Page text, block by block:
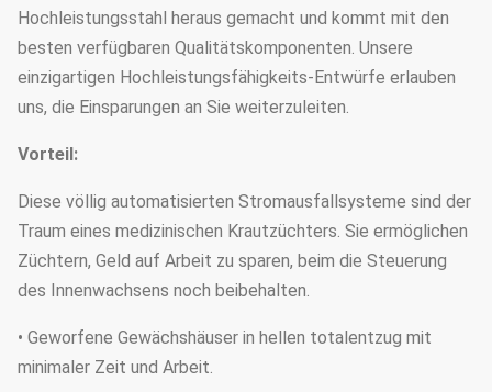
Hochleistungsstahl heraus gemacht und kommt mit den
besten verfügbaren Qualitätskomponenten. Unsere
einzigartigen Hochleistungsfähigkeits-Entwürfe erlauben
uns, die Einsparungen an Sie weiterzuleiten.
Vorteil:
Diese völlig automatisierten Stromausfallsysteme sind der
Traum eines medizinischen Krautzüchters. Sie ermöglichen
Züchtern, Geld auf Arbeit zu sparen, beim die Steuerung
des Innenwachsens noch beibehalten.
• Geworfene Gewächshäuser in hellen totalentzug mit
minimaler Zeit und Arbeit.